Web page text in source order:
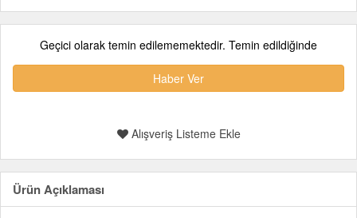
Geçici olarak temin edilememektedir. Temin edildiğinde
Haber Ver
Alışveriş Listeme Ekle
Ürün Açıklaması